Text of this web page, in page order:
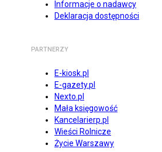
Informacje o nadawcy
Deklaracja dostępności
PARTNERZY
E-kiosk.pl
E-gazety.pl
Nexto.pl
Mała księgowość
Kancelarierp.pl
Wieści Rolnicze
Życie Warszawy